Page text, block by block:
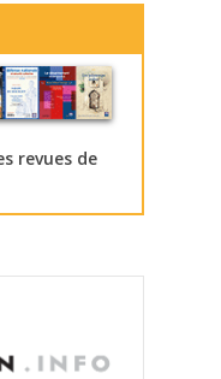
revues de